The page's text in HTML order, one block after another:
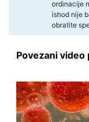
ordinacije
ishod nije
obratite
Povezani video